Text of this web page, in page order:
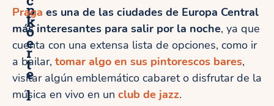
k
e
t
p
o
r
e
l
Praga es una de las ciudades de Europa Central
más interesantes para salir por la noche, ya que
cuenta con una extensa lista de opciones, como ir
a bailar, tomar algo en sus pintorescos bares,
visitar algún emblemático cabaret o disfrutar de la
música en vivo en un club de jazz.